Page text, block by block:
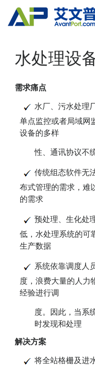
content
水处理设
需求痛点
水厂、污水处理
单点监控或者局域网
设备的多样
性、通讯协议不
传统组态软件无
布式管理的需求，难
的需求
预处理、生化处
低，水处理系统的可
生产数据
系统依靠调度人
度，浪费大量的人力
经验进行调
度。因此，当系
时发现和处理
解决方案
将全站格栅及进